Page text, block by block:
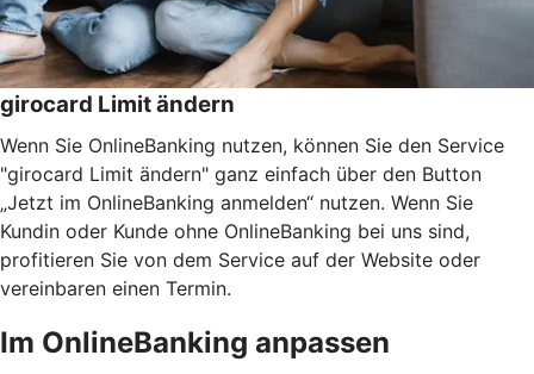
girocard Limit ändern
Wenn Sie OnlineBanking nutzen, können Sie den Service
"girocard Limit ändern" ganz einfach über den Button
„Jetzt im OnlineBanking anmelden“ nutzen. Wenn Sie
Kundin oder Kunde ohne OnlineBanking bei uns sind,
profitieren Sie von dem Service auf der Website oder
vereinbaren einen Termin.
Im OnlineBanking anpassen